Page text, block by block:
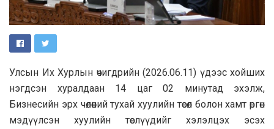
Улсын Их Хурлын өчигдрийн (2026.06.11) үдээс хойших
нэгдсэн хуралдаан 14 цаг 02 минутад эхэлж,
Бизнесийн эрх чөлөөний тухай хуулийн төсөл болон хамт өргөн
мэдүүлсэн хуулийн төслүүдийг хэлэлцэх эсэх